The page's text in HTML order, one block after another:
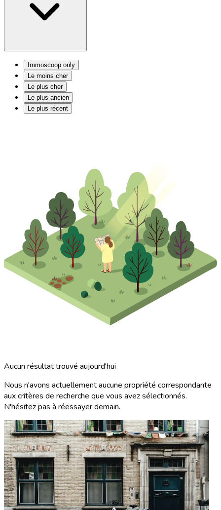
Immoscoop only
Le moins cher
Le plus cher
Le plus ancien
Le plus récent
Aucun résultat trouvé aujourd'hui
Nous n'avons actuellement aucune propriété correspondante
aux critères de recherche que vous avez sélectionnés.
N'hésitez pas à réessayer demain.